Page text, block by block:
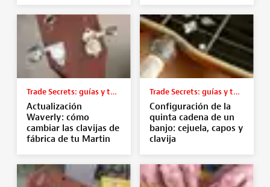
Trade Secrets: guías y tutoriales
Actualización
Waverly: cómo
cambiar las clavijas de
fábrica de tu Martin
Trade Secrets: guías y tutoriales
Configuración de la
quinta cadena de un
banjo: cejuela, capos y
clavija